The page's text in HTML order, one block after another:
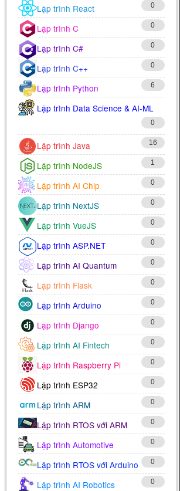
Lập trình React 0
Lập trình C 0
Lập trình C# 0
Lập trình C++ 0
Lập trình Python 6
Lập trình Data Science & AI-ML
0
Lập trình Java 16
Lập trình NodeJS 1
Lập trình AI Chip 0
Lập trình NextJS 0
Lập trình VueJS 0
Lập trình ASP.NET 0
Lập trình AI Quantum 0
Lập trình Flask 0
Lập trình Arduino 0
Lập trình Django 0
Lập trình AI Fintech 0
Lập trình Raspberry Pi 0
Lập trình ESP32 0
Lập trình ARM 0
Lập trình RTOS với ARM 0
Lập trình Automotive 0
Lập trình RTOS với Arduino 0
Lập trình AI Robotics 0